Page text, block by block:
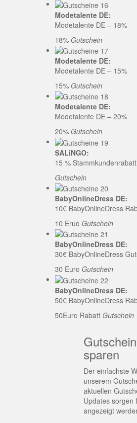
Modetalente DE:
Modetalente DE – 18%
18% Gutschein
Modetalente DE:
Modetalente DE – 15%
15% Gutschein
Modetalente DE:
Modetalente DE – 20%
20% Gutschein
SALiNGO:
15 %
Gutschein
BabyOnlineDress DE:
10€ BabyOnlineDress
10 Eruo Gutschein
BabyOnlineDress DE:
30€ BabyOnlineDress
30 Euro Gutschein
BabyOnlineDress DE:
50€ BabyOnlineDress
50Euro Rabatt Gutschein
sparen
Der einfachste
unserem
aktuellen
Updates sorgen
angezeigt